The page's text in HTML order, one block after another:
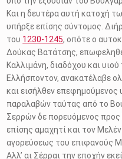
Και η δευτέρα αυτή κατοχή
υπήρξε επίσης σύντομος.
του 1230-1245, οπότε ο
Δούκας Βατάτσης,
Καλλιμάνη, διαδόχου και
Ελλήσποντον, ανακατέλαβε
και εισήλθεν
παραλαβών ταύτας από το
Σερρών δε πορευόμενος
επίσης αμαχητί και τον
αγορεύσεως του επιφανούς
Αλλ’ αι Σέρραι την εποχήν